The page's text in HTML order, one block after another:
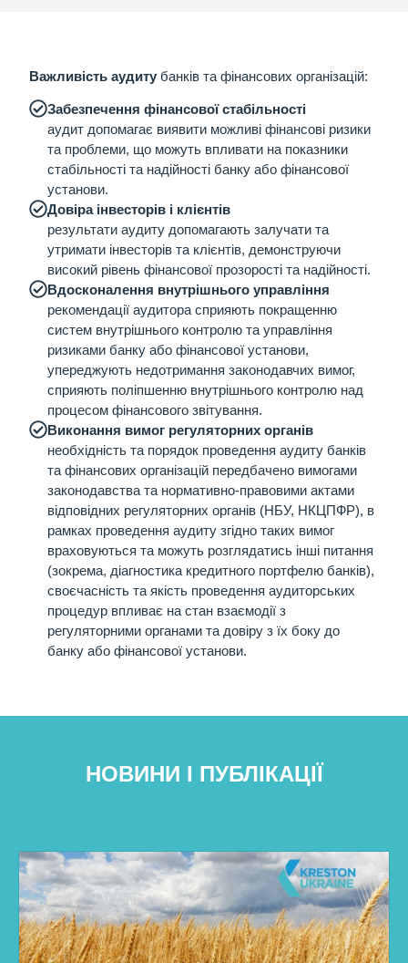
Важливість аудитубанків та фінансових організацій:
Забезпечення фінансової стабільності
аудит допомагає виявити можливі фінансові ризики
та проблеми, що можуть впливати на показники
стабільності та надійності банку або фінансової
установи.
Довіра інвесторів і клієнтів
результати аудиту допомагають залучати та
утримати інвесторів та клієнтів, демонструючи
високий рівень фінансової прозорості та надійності.
Вдосконалення внутрішнього управління
рекомендації аудитора сприяють покращенню
систем внутрішнього контролю та управління
ризиками банку або фінансової установи,
упереджують недотримання законодавчих вимог,
сприяють поліпшенню внутрішнього контролю над
процесом фінансового звітування.
Виконання вимог регуляторних органів
необхідність та порядок проведення аудиту банків
та фінансових організацій передбачено вимогами
законодавства та нормативно-правовими актами
відповідних регуляторних органів (НБУ, НКЦПФР), в
рамках проведення аудиту згідно таких вимог
враховуються та можуть розглядатись інші питання
(зокрема, діагностика кредитного портфелю банків),
своєчасність та якість проведення аудиторських
процедур впливає на стан взаємодії з
регуляторними органами та довіру з їх боку до
банку або фінансової установи.
НОВИНИ І ПУБЛІКАЦІЇ